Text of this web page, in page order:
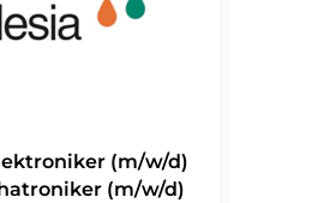
(m/w/d)
(m/w/d)